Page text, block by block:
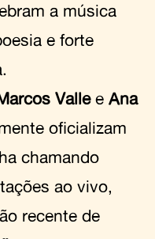
a música
e forte
Vallee Ana
oficializam
chamando
ao vivo,
recente de